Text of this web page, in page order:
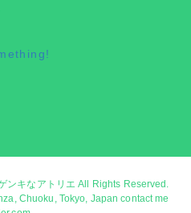
ンキなアトリエ All Rights Reserved.
Chuoku, Tokyo, Japan contact me